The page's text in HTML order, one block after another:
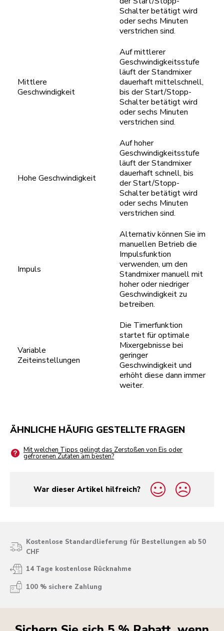
Schalter betätigt wird
oder sechs Minuten
verstrichen sind.
Mittlere
Geschwindigkeit
Auf mittlerer
Geschwindigkeitsstufe
läuft der Standmixer
dauerhaft mittelschnell,
bis der Start/Stopp-
Schalter betätigt wird
oder sechs Minuten
verstrichen sind.
Hohe Geschwindigkeit
Auf hoher
Geschwindigkeitsstufe
läuft der Standmixer
dauerhaft schnell, bis
der Start/Stopp-
Schalter betätigt wird
oder sechs Minuten
verstrichen sind.
Impuls
Alternativ können Sie im
manuellen Betrieb die
Impulsfunktion
verwenden, um den
Standmixer manuell mit
hoher oder niedriger
Geschwindigkeit zu
betreiben.
Variable
Zeiteinstellungen
Die Timerfunktion
startet für optimale
Mixergebnisse bei
geringer
Geschwindigkeit und
erhöht diese dann immer
weiter.
ÄHNLICHE HÄUFIG GESTELLTE FRAGEN
Mit welchen Tipps gelingt das Zerstoßen von Eis oder
gefrorenen Zutaten am besten?
War dieser Artikel hilfreich?
yes
no
Kostenlose Standardlieferung für Bestellungen ab 50
CHF
14 Tage kostenlose Rücknahme
100 % sichere Zahlung